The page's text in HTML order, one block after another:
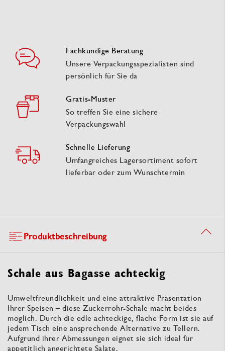
Fachkundige Beratung
Unsere Verpackungsspezialisten sind
persönlich für Sie da
Gratis-Muster
So treffen Sie eine sichere
Verpackungswahl
Schnelle Lieferung
Umfangreiches Lagersortiment sofort
lieferbar oder zum Wunschtermin
Produktbeschreibung
Schale aus Bagasse achteckig
Umweltfreundlichkeit und eine attraktive Präsentation
Ihrer Speisen – diese Zuckerrohr-Schale macht beides
möglich. Durch die edle achteckige, flache Form ist sie auf
jedem Tisch eine ansprechende Alternative zu Tellern.
Aufgrund ihrer Abmessungen eignet sie sich ideal für
appetitlich angerichtete Salate.